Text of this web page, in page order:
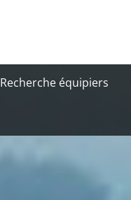
Recherche équipiers